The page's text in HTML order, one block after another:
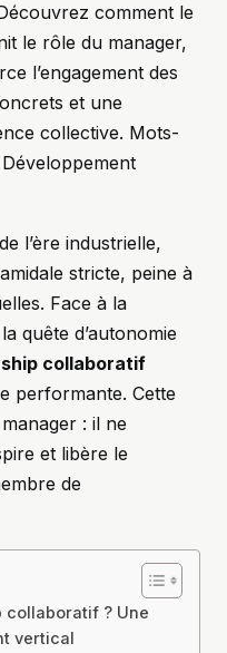
comment le
le rôle du manager,
l’engagement des
et une
collective. Mots-
l’ère industrielle,
stricte, peine à
Face à la
quête d’autonomie
collaboratif
performante. Cette
: il ne
et libère le
de
collaboratif ? Une
vertical